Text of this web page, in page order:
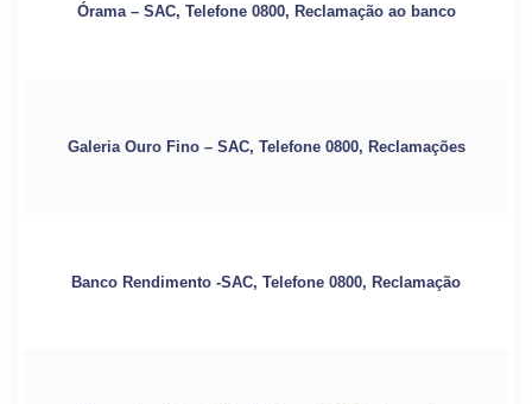
Órama – SAC, Telefone 0800, Reclamação ao banco
Galeria Ouro Fino – SAC, Telefone 0800, Reclamações
Banco Rendimento -SAC, Telefone 0800, Reclamação